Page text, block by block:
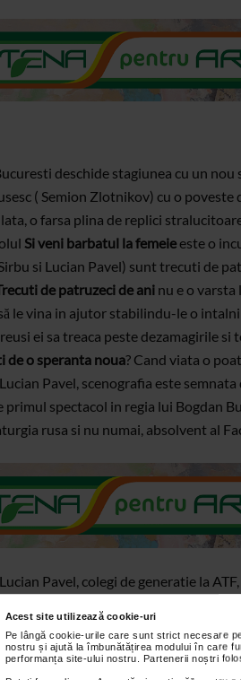
Acest site utilizează cookie-uri
Pe lângă cookie-urile care sunt strict necesare
nostru și ajută la îmbunătățirea modului în care
performanța site-ului nostru. Partenerii noștri
deschide stagiunea cu un nou
( Semion Zlotnikov) cu o
o farsa plina de replici
Si veni barbatul la femeie este o
si Lucian Pavel) sunt trecuti de
de patruzeci de ani nu e o varsta
le vina in ajutor stabilindu-le o
ei sa treaca peste dezamagirile
de o speranta noua? Cand viata o
Pavel, scenografia este
primul spectacol in regia lui Bogdan
rusa si nu numai, absolvent al
Pavel, colegi de generatie la
pudeli
Stefan la numarul 21, Teatrul